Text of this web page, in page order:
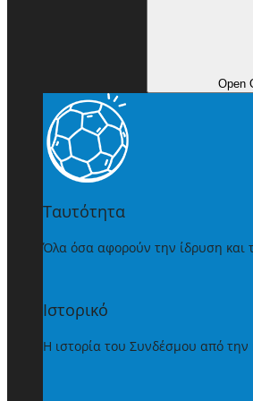
Ταυτότητα
Όλα όσα αφορούν την ίδρυση και
Ιστορικό
Η ιστορία του Συνδέσμου από